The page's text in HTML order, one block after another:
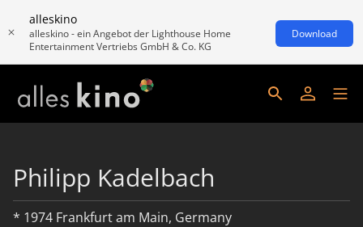
alleskino
alleskino - ein Angebot der Lighthouse Home
Entertainment Vertriebs GmbH & Co. KG
Download
Philipp Kadelbach
* 1974 Frankfurt am Main, Germany